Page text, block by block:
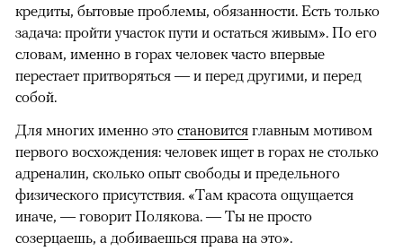
кредиты, бытовые проблемы, обязанности. Есть только
задача: пройти участок пути и остаться живым». По его
словам, именно в горах человек часто впервые
перестает притворяться — и перед другими, и перед
собой.
Для многих именно это становится главным мотивом
первого восхождения: человек ищет в горах не столько
адреналин, сколько опыт свободы и предельного
физического присутствия. «Там красота ощущается
иначе, — говорит Полякова. — Ты не просто
созерцаешь, а добиваешься права на это».